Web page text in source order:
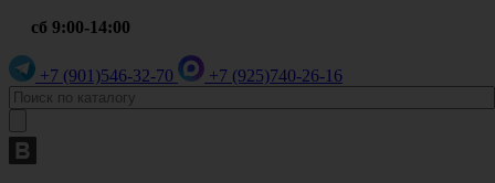
сб 9:00-14:00
+7 (901)546-32-70 +7 (925)740-26-16